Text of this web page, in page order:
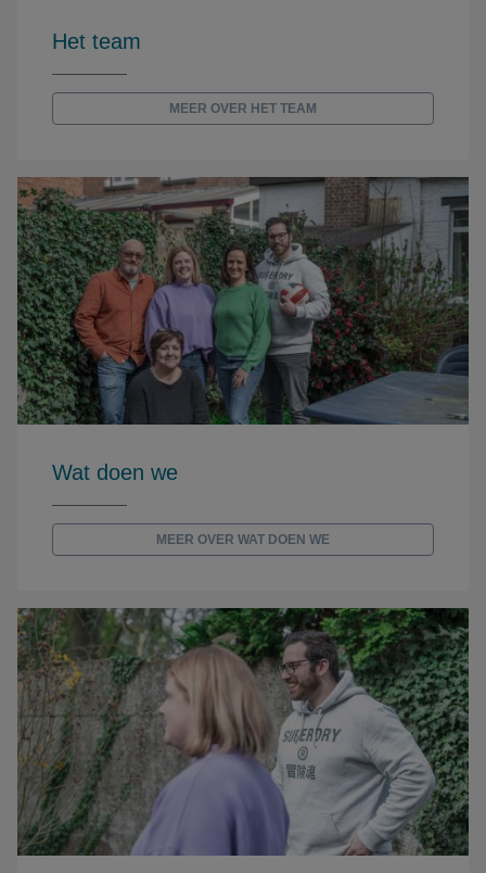
Het team
MEER OVER HET TEAM
Wat doen we
MEER OVER WAT DOEN WE